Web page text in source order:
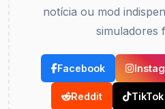
notícia ou mod
simuladores
Facebook
Reddit TikTok